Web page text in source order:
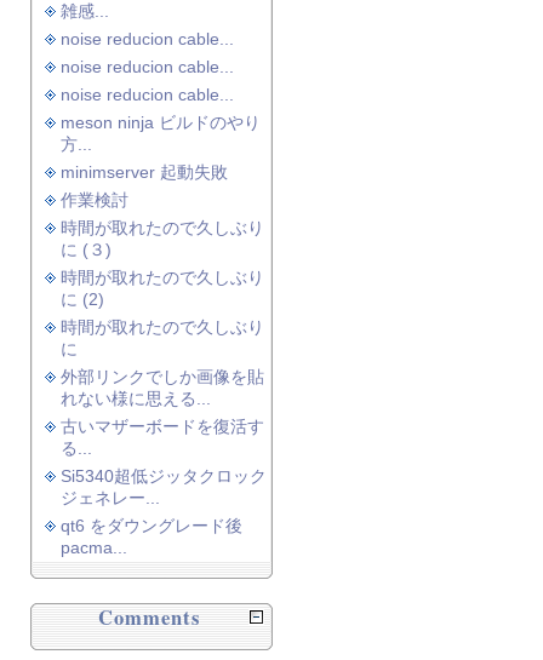
雑感...
noise reducion cable...
noise reducion cable...
noise reducion cable...
meson ninja ビルドのやり
方...
minimserver 起動失敗
作業検討
時間が取れたので久しぶり
に (３)
時間が取れたので久しぶり
に (2)
時間が取れたので久しぶり
に
外部リンクでしか画像を貼
れない様に思える...
古いマザーボードを復活す
る...
Si5340超低ジッタクロック
ジェネレー...
qt6 をダウングレード後
pacma...
Comments